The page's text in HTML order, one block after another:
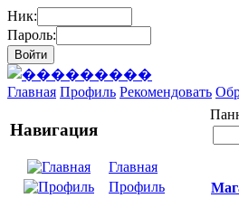
Ник:
Пароль:
Главная Профиль Рекомендовать
Навигация
Главная
Профиль